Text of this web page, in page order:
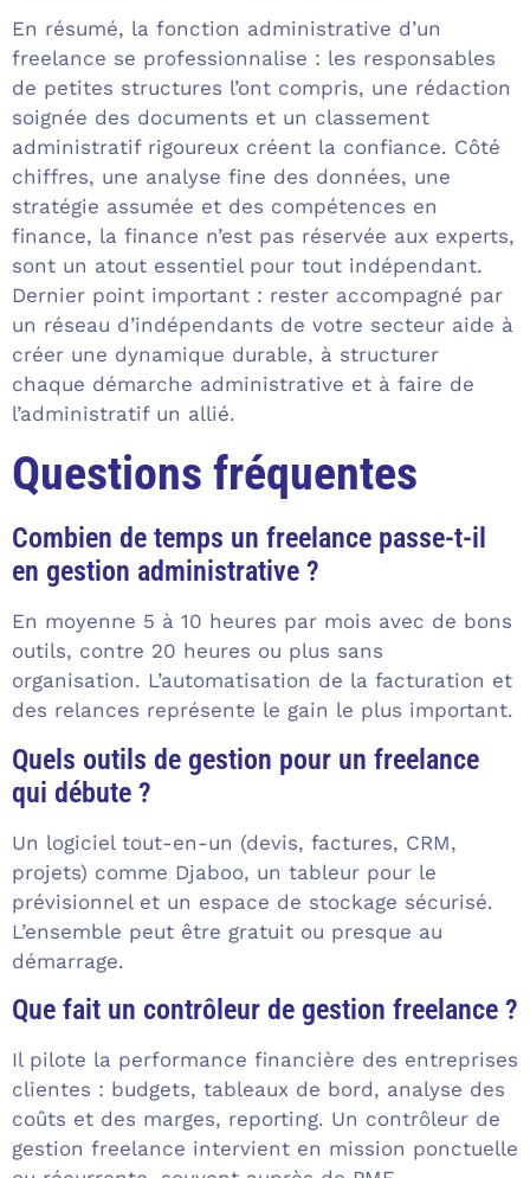
En résumé, la fonction administrative d’un
freelance se professionnalise : les responsables
de petites structures l’ont compris, une rédaction
soignée des documents et un classement
administratif rigoureux créent la confiance. Côté
chiffres, une analyse fine des données, une
stratégie assumée et des compétences en
finance, la finance n’est pas réservée aux experts,
sont un atout essentiel pour tout indépendant.
Dernier point important : rester accompagné par
un réseau d’indépendants de votre secteur aide à
créer une dynamique durable, à structurer
chaque démarche administrative et à faire de
l’administratif un allié.
Questions fréquentes
Combien de temps un freelance passe-t-il
en gestion administrative ?
En moyenne 5 à 10 heures par mois avec de bons
outils, contre 20 heures ou plus sans
organisation. L’automatisation de la facturation et
des relances représente le gain le plus important.
Quels outils de gestion pour un freelance
qui débute ?
Un logiciel tout-en-un (devis, factures, CRM,
projets) comme Djaboo, un tableur pour le
prévisionnel et un espace de stockage sécurisé.
L’ensemble peut être gratuit ou presque au
démarrage.
Que fait un contrôleur de gestion freelance ?
Il pilote la performance financière des entreprises
clientes : budgets, tableaux de bord, analyse des
coûts et des marges, reporting. Un contrôleur de
gestion freelance intervient en mission ponctuelle